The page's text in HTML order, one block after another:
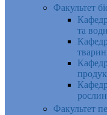
Факультет
та
Факультет